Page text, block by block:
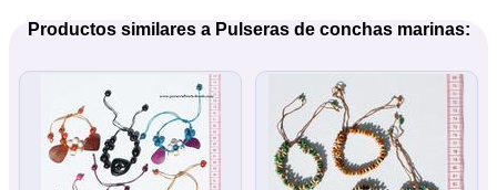
Productos similares a Pulseras de conchas marinas: